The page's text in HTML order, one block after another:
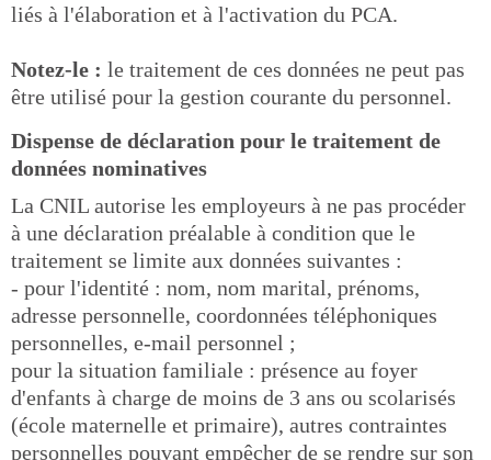
liés à l'élaboration et à l'activation du PCA.
Notez-le : le traitement de ces données ne peut pas
être utilisé pour la gestion courante du personnel.
Dispense de déclaration pour le traitement de
données nominatives
La CNIL autorise les employeurs à ne pas procéder
à une déclaration préalable à condition que le
traitement se limite aux données suivantes :
- pour l'identité : nom, nom marital, prénoms,
adresse personnelle, coordonnées téléphoniques
personnelles, e-mail personnel ;
pour la situation familiale : présence au foyer
d'enfants à charge de moins de 3 ans ou scolarisés
(école maternelle et primaire), autres contraintes
personnelles pouvant empêcher de se rendre sur son